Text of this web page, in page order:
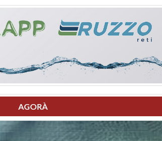
AGORÀ